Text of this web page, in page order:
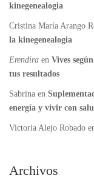
kinegenealogia
Cristina María Arango
la kinegenealogia
Erendira en Vives
tus resultados
Sabrina en
energía y vivir con
Victoria Alejo Robado
Archivos